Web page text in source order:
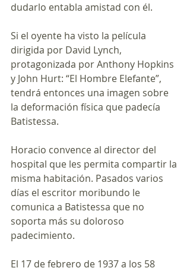
dudarlo entabla amistad con él.
Si el oyente ha visto la película
dirigida por David Lynch,
protagonizada por Anthony Hopkins
y John Hurt: “El Hombre Elefante”,
tendrá entonces una imagen sobre
la deformación física que padecía
Batistessa.
Horacio convence al director del
hospital que les permita compartir la
misma habitación. Pasados varios
días el escritor moribundo le
comunica a Batistessa que no
soporta más su doloroso
padecimiento.
El 17 de febrero de 1937 a los 58